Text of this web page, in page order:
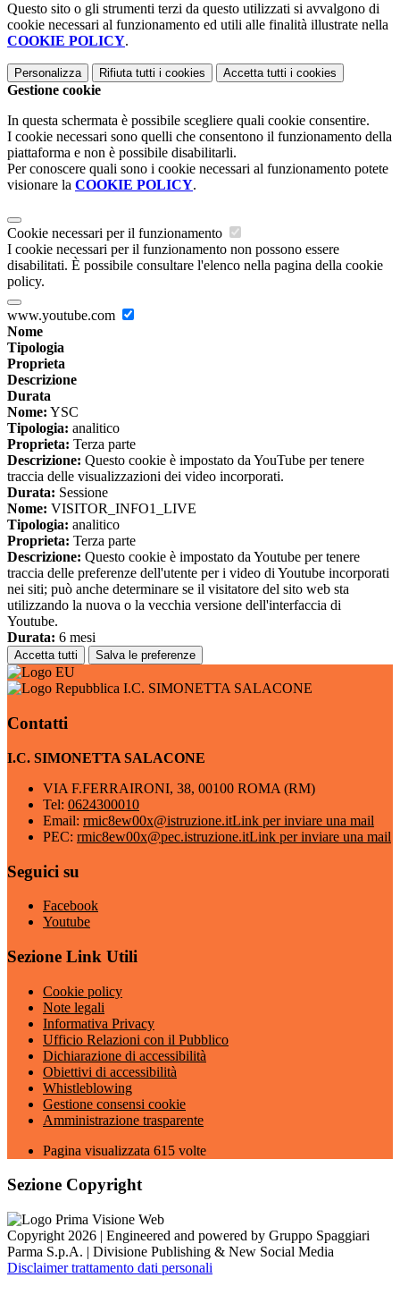
Questo sito o gli strumenti terzi da questo utilizzati si avvalgono di
cookie necessari al funzionamento ed utili alle finalità illustrate nella
COOKIE POLICY.
Personalizza Rifiuta tutti i cookies Accetta tutti i cookies
Gestione cookie
In questa schermata è possibile scegliere quali cookie consentire.
I cookie necessari sono quelli che consentono il funzionamento della
piattaforma e non è possibile disabilitarli.
Per conoscere quali sono i cookie necessari al funzionamento potete
visionare la COOKIE POLICY.
Cookie necessari per il funzionamento
I cookie necessari per il funzionamento non possono essere
disabilitati. È possibile consultare l'elenco nella pagina della cookie
policy.
www.youtube.com
Nome
Tipologia
Proprieta
Descrizione
Durata
Nome: YSC
Tipologia: analitico
Proprieta: Terza parte
Descrizione: Questo cookie è impostato da YouTube per tenere
traccia delle visualizzazioni dei video incorporati.
Durata: Sessione
Nome: VISITOR_INFO1_LIVE
Tipologia: analitico
Proprieta: Terza parte
Descrizione: Questo cookie è impostato da Youtube per tenere
traccia delle preferenze dell'utente per i video di Youtube incorporati
nei siti; può anche determinare se il visitatore del sito web sta
utilizzando la nuova o la vecchia versione dell'interfaccia di
Youtube.
Durata: 6 mesi
Accetta tutti Salva le preferenze
I.C. SIMONETTA SALACONE
Contatti
I.C. SIMONETTA SALACONE
VIA F.FERRAIRONI, 38, 00100 ROMA (RM)
Tel: 0624300010
Email: rmic8ew00x@istruzione.itLink per inviare una mail
PEC: rmic8ew00x@pec.istruzione.itLink per inviare una mail
Seguici su
Facebook
Youtube
Sezione Link Utili
Cookie policy
Note legali
Informativa Privacy
Ufficio Relazioni con il Pubblico
Dichiarazione di accessibilità
Obiettivi di accessibilità
Whistleblowing
Gestione consensi cookie
Amministrazione trasparente
Pagina visualizzata 615 volte
Sezione Copyright
Copyright 2026 | Engineered and powered by Gruppo Spaggiari
Parma S.p.A. | Divisione Publishing & New Social Media
Disclaimer trattamento dati personali